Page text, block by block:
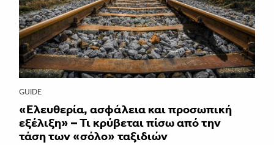
GUIDE
«Ελευθερία, ασφάλεια και προσωπική
εξέλιξη» – Τι κρύβεται πίσω από την
τάση των «σόλο» ταξιδιών